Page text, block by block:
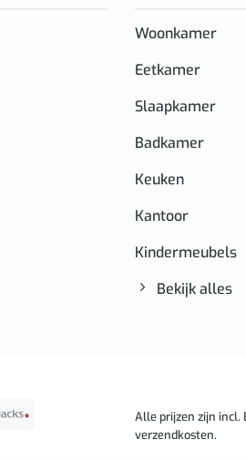
Woonkamer
Eetkamer
Slaapkamer
Badkamer
Keuken
Kantoor
Kindermeubels
Bekijk alles
Alle prijzen zijn incl.
verzendkosten.